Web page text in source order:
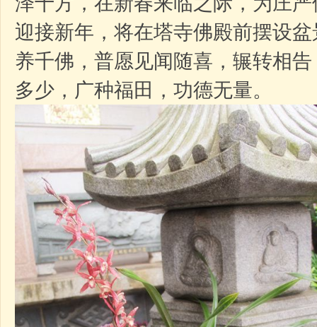
迎接新年，将在塔寺佛殿前摆设
养千佛，普愿见闻随喜，辗转相
多少，广种福田，功德无量。